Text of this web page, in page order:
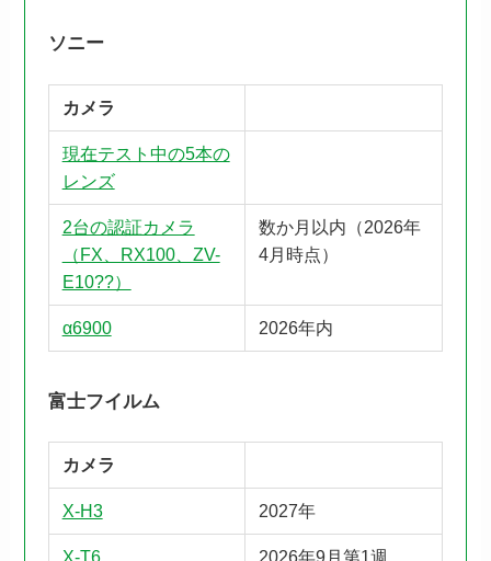
ソニー
カメラ
現在テスト中の5本の
レンズ
2台の認証カメラ
（FX、RX100、ZV-
E10??）
数か月以内（2026年
4月時点）
α6900 2026年内
富士フイルム
カメラ
X-H3 2027年
X-T6 2026年9月第1週